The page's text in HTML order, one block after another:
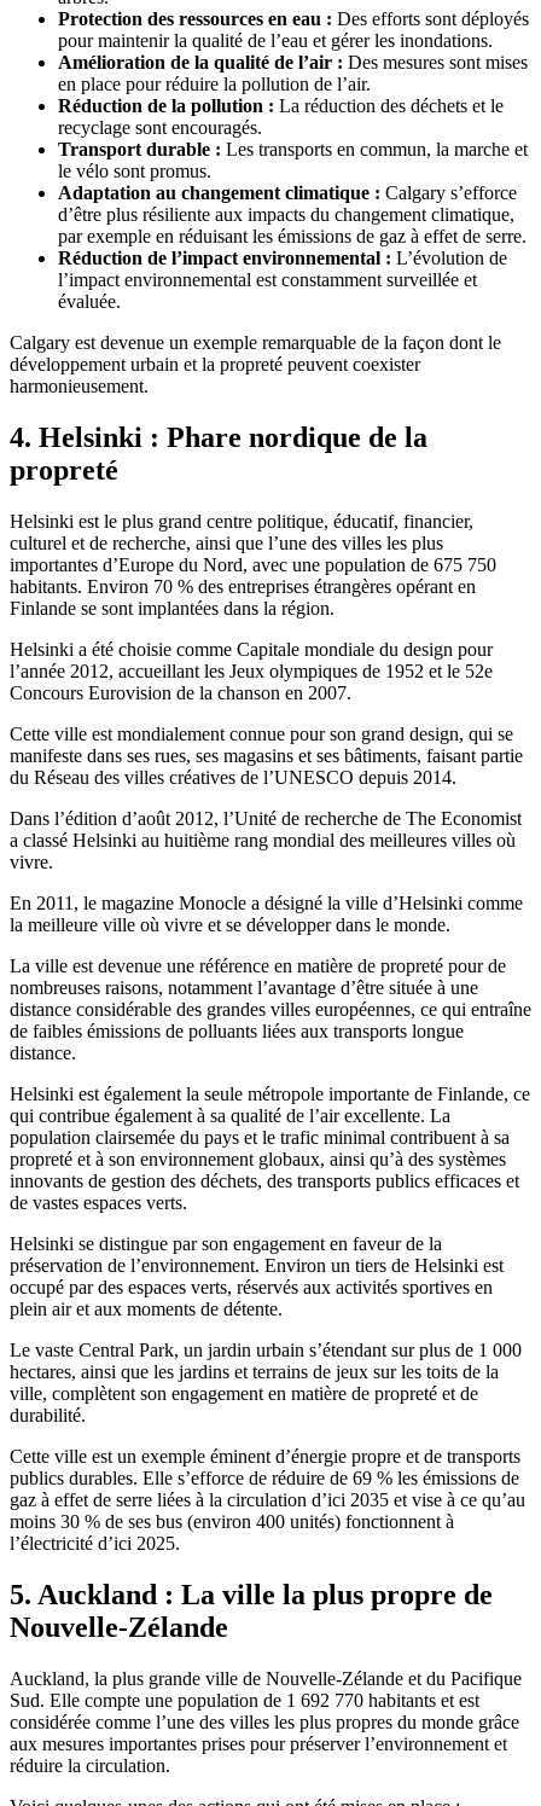
Protection des ressources en eau : Des efforts sont déployés
pour maintenir la qualité de l’eau et gérer les inondations.
Amélioration de la qualité de l’air : Des mesures sont mises
en place pour réduire la pollution de l’air.
Réduction de la pollution : La réduction des déchets et le
recyclage sont encouragés.
Transport durable : Les transports en commun, la marche et
le vélo sont promus.
Adaptation au changement climatique : Calgary s’efforce
d’être plus résiliente aux impacts du changement climatique,
par exemple en réduisant les émissions de gaz à effet de serre.
Réduction de l’impact environnemental : L’évolution de
l’impact environnemental est constamment surveillée et
évaluée.
Calgary est devenue un exemple remarquable de la façon dont le
développement urbain et la propreté peuvent coexister
harmonieusement.
4. Helsinki : Phare nordique de la
propreté
Helsinki est le plus grand centre politique, éducatif, financier,
culturel et de recherche, ainsi que l’une des villes les plus
importantes d’Europe du Nord, avec une population de 675 750
habitants. Environ 70 % des entreprises étrangères opérant en
Finlande se sont implantées dans la région.
Helsinki a été choisie comme Capitale mondiale du design pour
l’année 2012, accueillant les Jeux olympiques de 1952 et le 52e
Concours Eurovision de la chanson en 2007.
Cette ville est mondialement connue pour son grand design, qui se
manifeste dans ses rues, ses magasins et ses bâtiments, faisant partie
du Réseau des villes créatives de l’UNESCO depuis 2014.
Dans l’édition d’août 2012, l’Unité de recherche de The Economist
a classé Helsinki au huitième rang mondial des meilleures villes où
vivre.
En 2011, le magazine Monocle a désigné la ville d’Helsinki comme
la meilleure ville où vivre et se développer dans le monde.
La ville est devenue une référence en matière de propreté pour de
nombreuses raisons, notamment l’avantage d’être située à une
distance considérable des grandes villes européennes, ce qui entraîne
de faibles émissions de polluants liées aux transports longue
distance.
Helsinki est également la seule métropole importante de Finlande, ce
qui contribue également à sa qualité de l’air excellente. La
population clairsemée du pays et le trafic minimal contribuent à sa
propreté et à son environnement globaux, ainsi qu’à des systèmes
innovants de gestion des déchets, des transports publics efficaces et
de vastes espaces verts.
Helsinki se distingue par son engagement en faveur de la
préservation de l’environnement. Environ un tiers de Helsinki est
occupé par des espaces verts, réservés aux activités sportives en
plein air et aux moments de détente.
Le vaste Central Park, un jardin urbain s’étendant sur plus de 1 000
hectares, ainsi que les jardins et terrains de jeux sur les toits de la
ville, complètent son engagement en matière de propreté et de
durabilité.
Cette ville est un exemple éminent d’énergie propre et de transports
publics durables. Elle s’efforce de réduire de 69 % les émissions de
gaz à effet de serre liées à la circulation d’ici 2035 et vise à ce qu’au
moins 30 % de ses bus (environ 400 unités) fonctionnent à
l’électricité d’ici 2025.
5. Auckland : La ville la plus propre de
Nouvelle-Zélande
Auckland, la plus grande ville de Nouvelle-Zélande et du Pacifique
Sud. Elle compte une population de 1 692 770 habitants et est
considérée comme l’une des villes les plus propres du monde grâce
aux mesures importantes prises pour préserver l’environnement et
réduire la circulation.